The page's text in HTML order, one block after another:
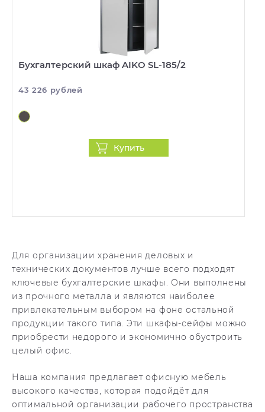
Бухгалтерский шкаф AIKO SL-185/2
43 226 рублей
Купить
Для организации хранения деловых и
технических документов лучше всего подходят
ключевые бухгалтерские шкафы. Они выполнены
из прочного металла и являются наиболее
привлекательным выбором на фоне остальной
продукции такого типа. Эти шкафы-сейфы можно
приобрести недорого и экономично обустроить
целый офис.
Наша компания предлагает офисную мебель
высокого качества, которая подойдёт для
оптимальной организации рабочего пространства